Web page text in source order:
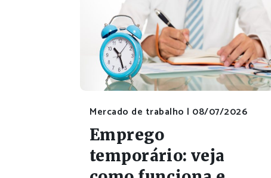
Mercado de trabalho | 08/07/2026
Emprego
temporário: veja